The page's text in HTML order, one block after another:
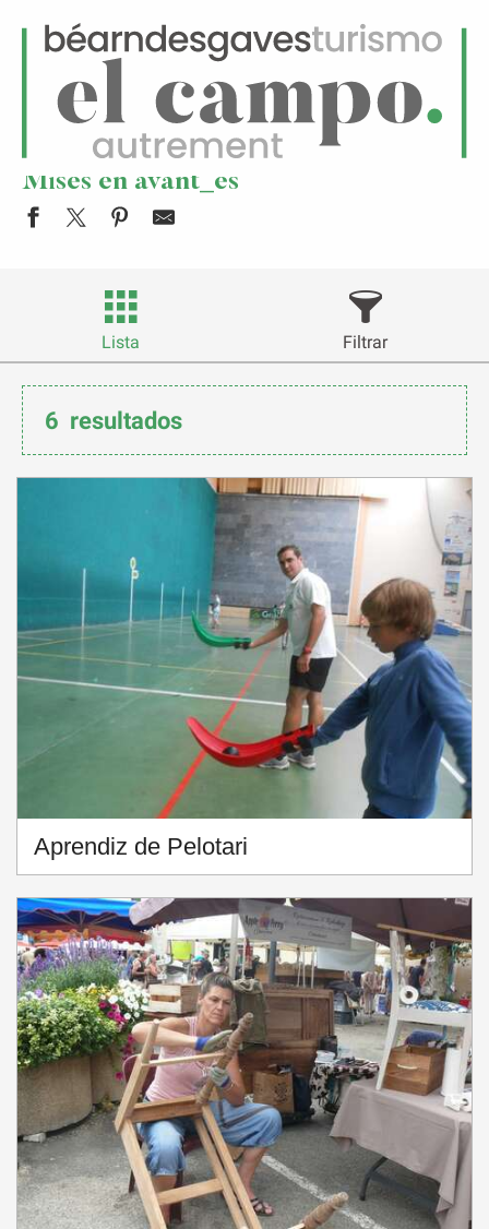
Menú
Página principal Mises en avant_es
Mises en avant_es
Lista Filtrar
6 resultados
Aprendiz de Pelotari